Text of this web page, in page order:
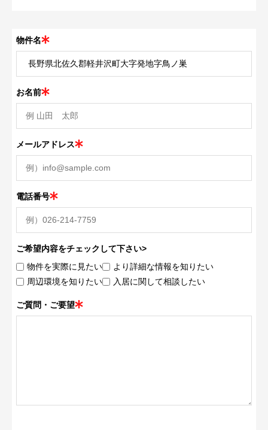
物件名
お名前
メールアドレス
電話番号
ご希望内容をチェックして下さい>
物件を実際に見たい
より詳細な情報を知りたい
周辺環境を知りたい
入居に関して相談したい
ご質問・ご要望